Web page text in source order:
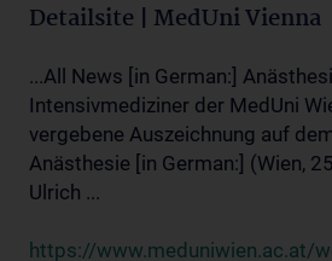
Detailsite | MedUni Vienna
...All News [in German:]
Intensivmediziner der MedUni
vergebene Auszeichnung auf
Anästhesie [in German:] (Wien,
Ulrich ...
https://www.meduniwien.ac.at/